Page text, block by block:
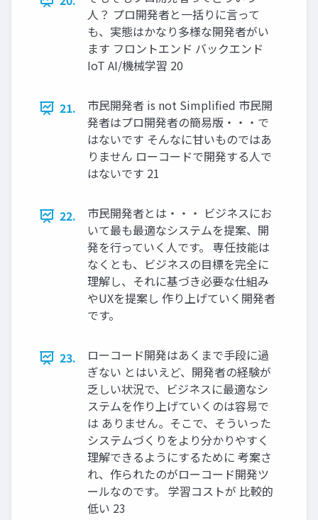
人？ プロ開発者と一括りに言って
も、実態はかなり多様な開発者がい
ます フロントエンド バックエンド
IoT AI/機械学習 20
21.
市民開発者 is not Simplified 市民開
発者はプロ開発者の簡易版・・・で
はないです そんなに甘いものではあ
りません ローコードで開発する人で
はないです 21
22.
市民開発者とは・・・ ビジネスにお
いて最も最適なシステムを提案、開
発を行っていく人です。 専任技能は
なくとも、ビジネスの目標を完全に
理解し、それに基づき必要な仕組み
やUXを提案し 作り上げていく開発者
です。
23.
ローコード開発はあくまで手段に過
ぎない とはいえど、開発者の経験が
乏しい状況で、ビジネスに最適なシ
ステムを作り上げていくのは容易で
は ありません。そこで、そういった
システムづくりをより分かりやすく
理解できるようにするために 考案さ
れ、作られたのがローコード開発ツ
ールなのです。 学習コストが 比較的
低い 23